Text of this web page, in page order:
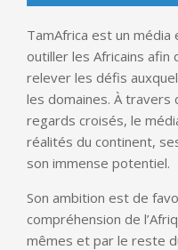
TamAfrica est un
outiller les Africains
relever les défis
les domaines. À
regards croisés, le
réalités du continent,
son immense potentiel.
Son ambition est de
compréhension de
mêmes et par le reste